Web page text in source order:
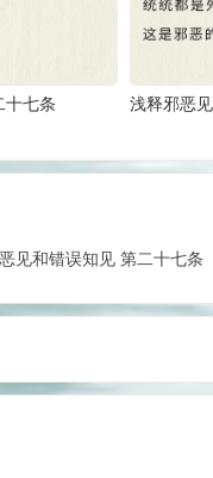
十七条 浅释邪恶
见和错误知见 第二十七条